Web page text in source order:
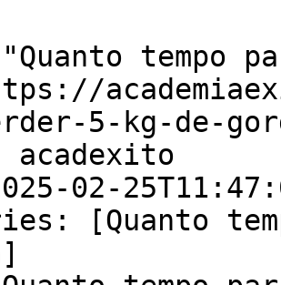
tempo
5-kg-de-
acadexito
02-
[Quanto